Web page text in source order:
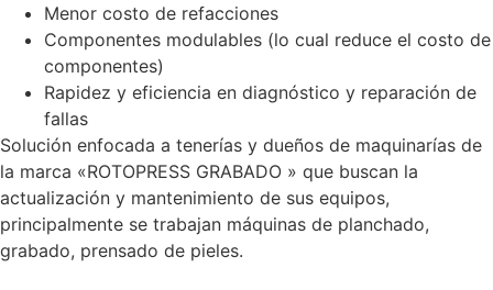
Menor costo de refacciones
Componentes modulables (lo cual reduce el costo de
componentes)
Rapidez y eficiencia en diagnóstico y reparación de
fallas
Solución enfocada a tenerías y dueños de maquinarías de
la marca «ROTOPRESS GRABADO » que buscan la
actualización y mantenimiento de sus equipos,
principalmente se trabajan máquinas de planchado,
grabado, prensado de pieles.